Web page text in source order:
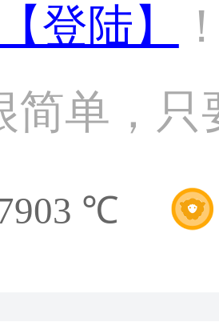
登陆】
！
单，只
℃